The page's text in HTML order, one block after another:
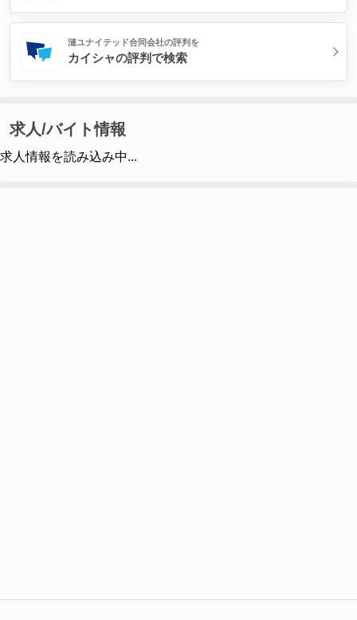
漣ユナイテッド合同会社の評判を
カイシャの評判で検索
求人/バイト情報
求人情報を読み込み中...